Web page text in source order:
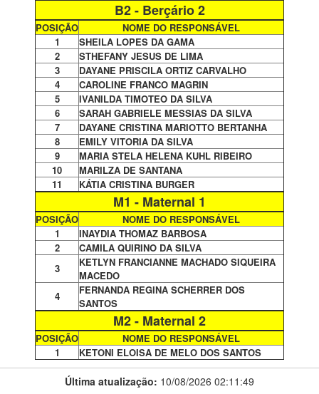
B2 - Berçário 2
POSIÇÃO
NOME DO RESPONSÁVEL
1
SHEILA LOPES DA GAMA
2
STHEFANY JESUS DE LIMA
3
DAYANE PRISCILA ORTIZ CARVALHO
4
CAROLINE FRANCO MAGRIN
5
IVANILDA TIMOTEO DA SILVA
6
SARAH GABRIELE MESSIAS DA SILVA
7
DAYANE CRISTINA MARIOTTO BERTANHA
8
EMILY VITORIA DA SILVA
9
MARIA STELA HELENA KUHL RIBEIRO
10
MARILZA DE SANTANA
11
KÁTIA CRISTINA BURGER
M1 - Maternal 1
POSIÇÃO
NOME DO RESPONSÁVEL
1
INAYDIA THOMAZ BARBOSA
2
CAMILA QUIRINO DA SILVA
3
KETLYN FRANCIANNE MACHADO SIQUEIRA
MACEDO
4
FERNANDA REGINA SCHERRER DOS
SANTOS
M2 - Maternal 2
POSIÇÃO
NOME DO RESPONSÁVEL
1
KETONI ELOISA DE MELO DOS SANTOS
REGIÃO: 6
Última atualização: 10/08/2026 02:11:49